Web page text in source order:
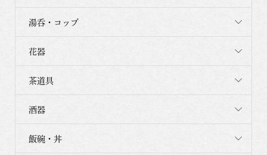
湯呑・コップ
花器
茶道具
酒器
飯碗・丼